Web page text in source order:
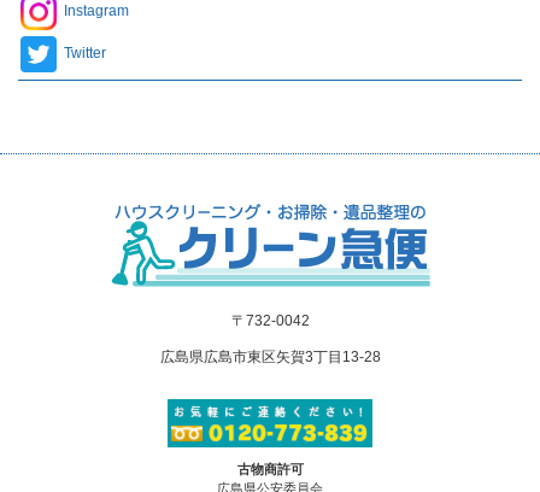
Instagram
Twitter
〒732-0042
広島県広島市東区矢賀3丁目13-28
古物商許可
広島県公安委員会